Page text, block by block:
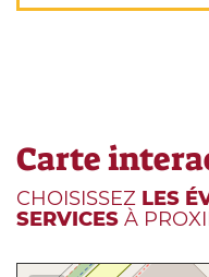
Carte
CHOISISSEZ LES
SERVICES À